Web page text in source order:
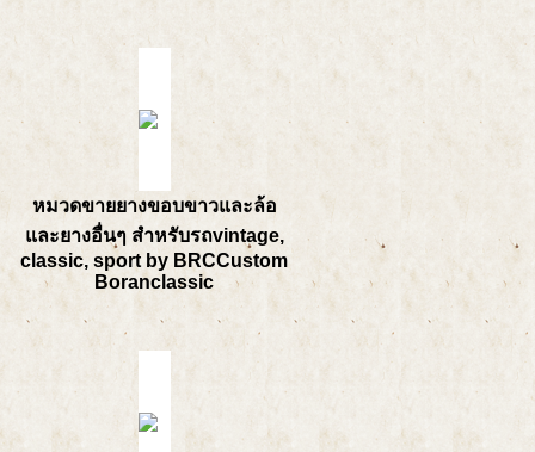
หมวดขายยางขอบขาวและล้อ
และยางอื่นๆ สำหรับรถvintage,
classic, sport by BRCCustom
Boranclassic